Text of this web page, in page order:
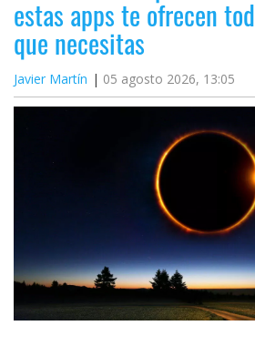
estas apps te ofrecen
que necesitas
Javier Martín 05 agosto 2026, 13:05